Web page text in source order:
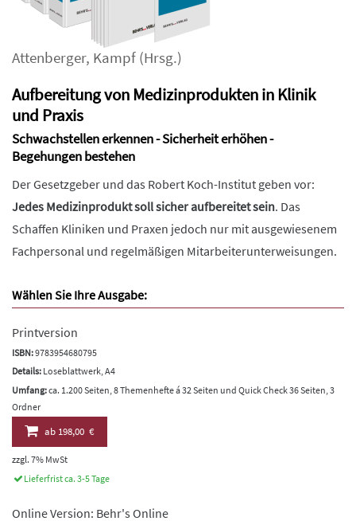
Attenberger, Kampf (Hrsg.)
Aufbereitung von Medizinprodukten in Klinik
und Praxis
Schwachstellen erkennen - Sicherheit erhöhen -
Begehungen bestehen
Der Gesetzgeber und das Robert Koch-Institut geben vor:
Jedes Medizinprodukt soll sicher aufbereitet sein. Das
Schaffen Kliniken und Praxen jedoch nur mit ausgewiesenem
Fachpersonal und regelmäßigen Mitarbeiterunterweisungen.
Wählen Sie Ihre Ausgabe:
Printversion
ISBN:9783954680795
Details: Loseblattwerk, A4
Umfang:ca. 1.200 Seiten, 8 Themenhefte á 32 Seiten und Quick Check 36 Seiten, 3
Ordner
ab198,00 €
zzgl. 7% MwSt
Lieferfrist ca. 3-5 Tage
Online Version: Behr's Online